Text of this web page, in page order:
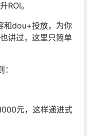
ROI。
和dou+投放，为你
讲过，这里只简单
元，这样递进式